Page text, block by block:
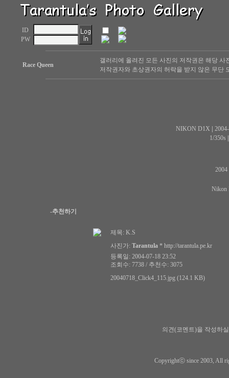
ID
PW
Race Queen
갤러리에 올려진 모든 사진의 저작권은 해당
저작권자와 초상권자의 허락을 받지 않은 무단
NIKON D1X
1/350s
2004
Nikon
-추천하기
제목: K.S
사진가: Tarantula * http://tarantula.pe.kr
등록일: 2004-07-18 23:52
조회수: 7738 / 추천수: 3075
20040718_Click4_115.jpg (124.1 KB)
의견(코멘트)을 작성하
Copyrightⓒ since 2003, All